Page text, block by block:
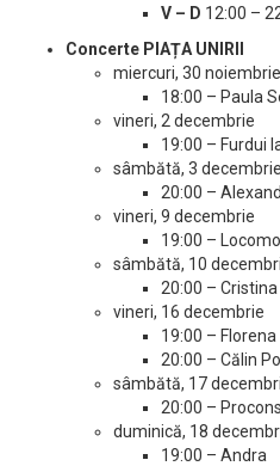
V – D 12:00 –
Concerte PIAȚA UNIRII
miercuri, 30 noiembrie
18:00 – Paula
vineri, 2 decembrie
19:00 – Furdui
sâmbătă, 3 decembrie
20:00 –
vineri, 9 decembrie
19:00 –
sâmbătă, 10
20:00 –
vineri, 16 decembrie
19:00 – Florena
20:00 – Călin
sâmbătă, 17
20:00 –
duminică, 18
19:00 – Andra